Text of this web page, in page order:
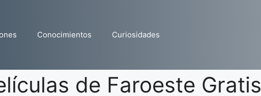
Conocimientos Curiosidades
de Faroeste Gratis